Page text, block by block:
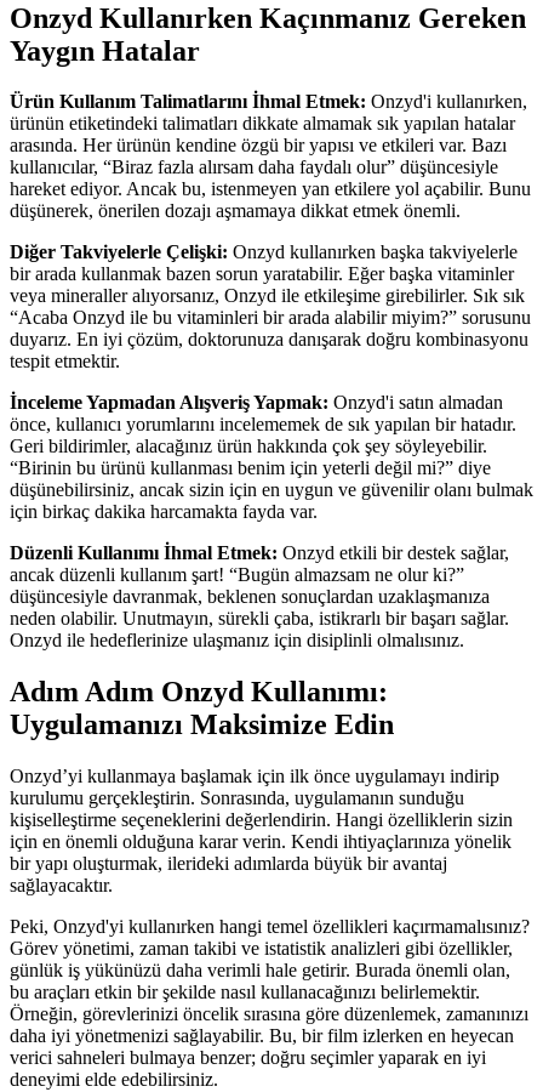
Onzyd Kullanırken Kaçınmanız Gereken
Yaygın Hatalar
Ürün Kullanım Talimatlarını İhmal Etmek: Onzyd'i kullanırken,
ürünün etiketindeki talimatları dikkate almamak sık yapılan hatalar
arasında. Her ürünün kendine özgü bir yapısı ve etkileri var. Bazı
kullanıcılar, “Biraz fazla alırsam daha faydalı olur” düşüncesiyle
hareket ediyor. Ancak bu, istenmeyen yan etkilere yol açabilir. Bunu
düşünerek, önerilen dozajı aşmamaya dikkat etmek önemli.
Diğer Takviyelerle Çelişki: Onzyd kullanırken başka takviyelerle
bir arada kullanmak bazen sorun yaratabilir. Eğer başka vitaminler
veya mineraller alıyorsanız, Onzyd ile etkileşime girebilirler. Sık sık
“Acaba Onzyd ile bu vitaminleri bir arada alabilir miyim?” sorusunu
duyarız. En iyi çözüm, doktorunuza danışarak doğru kombinasyonu
tespit etmektir.
İnceleme Yapmadan Alışveriş Yapmak: Onzyd'i satın almadan
önce, kullanıcı yorumlarını incelememek de sık yapılan bir hatadır.
Geri bildirimler, alacağınız ürün hakkında çok şey söyleyebilir.
“Birinin bu ürünü kullanması benim için yeterli değil mi?” diye
düşünebilirsiniz, ancak sizin için en uygun ve güvenilir olanı bulmak
için birkaç dakika harcamakta fayda var.
Düzenli Kullanımı İhmal Etmek: Onzyd etkili bir destek sağlar,
ancak düzenli kullanım şart! “Bugün almazsam ne olur ki?”
düşüncesiyle davranmak, beklenen sonuçlardan uzaklaşmanıza
neden olabilir. Unutmayın, sürekli çaba, istikrarlı bir başarı sağlar.
Onzyd ile hedeflerinize ulaşmanız için disiplinli olmalısınız.
Adım Adım Onzyd Kullanımı:
Uygulamanızı Maksimize Edin
Onzyd’yi kullanmaya başlamak için ilk önce uygulamayı indirip
kurulumu gerçekleştirin. Sonrasında, uygulamanın sunduğu
kişiselleştirme seçeneklerini değerlendirin. Hangi özelliklerin sizin
için en önemli olduğuna karar verin. Kendi ihtiyaçlarınıza yönelik
bir yapı oluşturmak, ilerideki adımlarda büyük bir avantaj
sağlayacaktır.
Peki, Onzyd'yi kullanırken hangi temel özellikleri kaçırmamalısınız?
Görev yönetimi, zaman takibi ve istatistik analizleri gibi özellikler,
günlük iş yükünüzü daha verimli hale getirir. Burada önemli olan,
bu araçları etkin bir şekilde nasıl kullanacağınızı belirlemektir.
Örneğin, görevlerinizi öncelik sırasına göre düzenlemek, zamanınızı
daha iyi yönetmenizi sağlayabilir. Bu, bir film izlerken en heyecan
verici sahneleri bulmaya benzer; doğru seçimler yaparak en iyi
deneyimi elde edebilirsiniz.